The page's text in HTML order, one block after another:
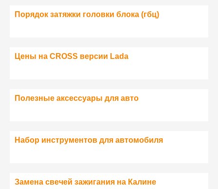
Порядок затяжки головки блока (гбц)
Цены на CROSS версии Lada
Полезные аксессуары для авто
Набор инструментов для автомобиля
Замена свечей зажигания на Калине